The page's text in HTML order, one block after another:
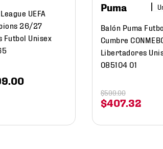
UEFA
26/27
Futbol Unisex
.00
Puma
Balón Puma
Cumbre
Libertadores
085104 01
$407.32
$599.00